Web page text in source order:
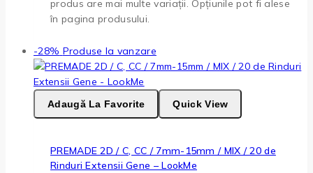
produs are mai multe variații. Opțiunile pot fi alese
în pagina produsului.
-28% Produse la vanzare
Adaugă La Favorite Quick View
PREMADE 2D / C, CC / 7mm-15mm / MIX / 20 de
Rinduri Extensii Gene – LookMe